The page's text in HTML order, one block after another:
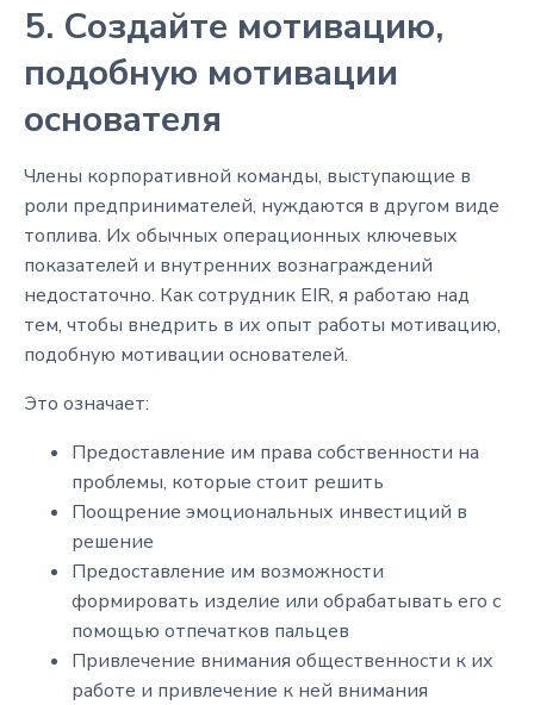
5. Создайте мотивацию,
подобную мотивации
основателя
Члены корпоративной команды, выступающие в
роли предпринимателей, нуждаются в другом виде
топлива. Их обычных операционных ключевых
показателей и внутренних вознаграждений
недостаточно. Как сотрудник EIR, я работаю над
тем, чтобы внедрить в их опыт работы мотивацию,
подобную мотивации основателей.
Это означает:
Предоставление им права собственности на
проблемы, которые стоит решить
Поощрение эмоциональных инвестиций в
решение
Предоставление им возможности
формировать изделие или обрабатывать его с
помощью отпечатков пальцев
Привлечение внимания общественности к их
работе и привлечение к ней внимания